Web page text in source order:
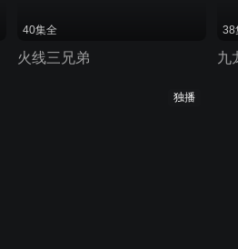
40集全
火线三兄弟
38
九
独播